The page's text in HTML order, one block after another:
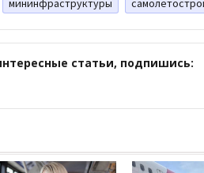
мининфраструктуры
статьи, подпишись: